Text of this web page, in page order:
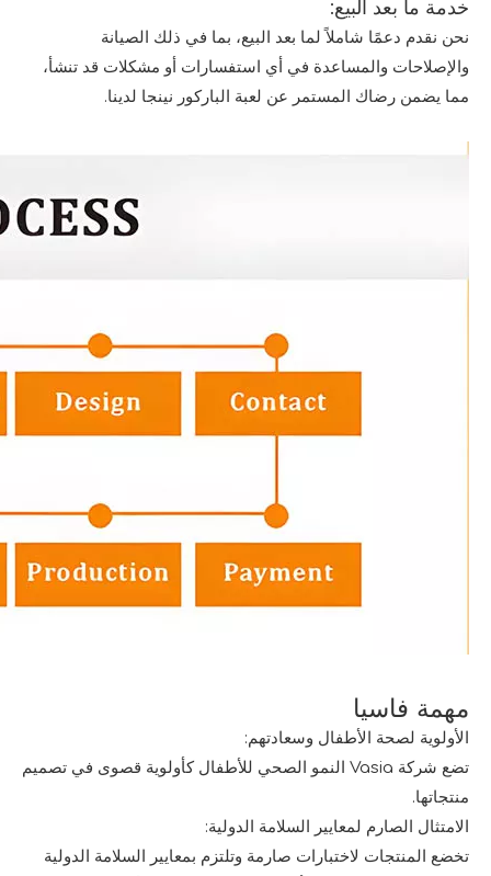
خدمة ما بعد البيع:
نحن نقدم دعمًا شاملاً لما بعد البيع، بما في ذلك الصيانة
والإصلاحات والمساعدة في أي استفسارات أو مشكلات قد تنشأ،
مما يضمن رضاك ​​المستمر عن لعبة الباركور نينجا لدينا.
مهمة فاسيا
الأولوية لصحة الأطفال وسعادتهم:
تضع شركة Vasia النمو الصحي للأطفال كأولوية قصوى في تصميم
منتجاتها.
الامتثال الصارم لمعايير السلامة الدولية:
تخضع المنتجات لاختبارات صارمة وتلتزم بمعايير السلامة الدولية